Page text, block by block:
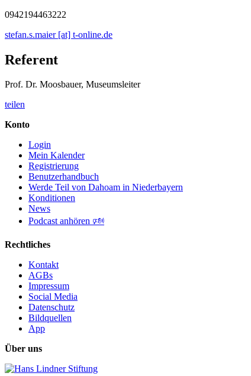
0942194463222
stefan.s.maier [at] t-online.de
Referent
Prof. Dr. Moosbauer, Museumsleiter
teilen
Konto
Login
Mein Kalender
Registrierung
Benutzerhandbuch
Werde Teil von Dahoam in Niederbayern
Konditionen
News
Podcast anhören 🕬
Rechtliches
Kontakt
AGBs
Impressum
Social Media
Datenschutz
Bildquellen
App
Über uns